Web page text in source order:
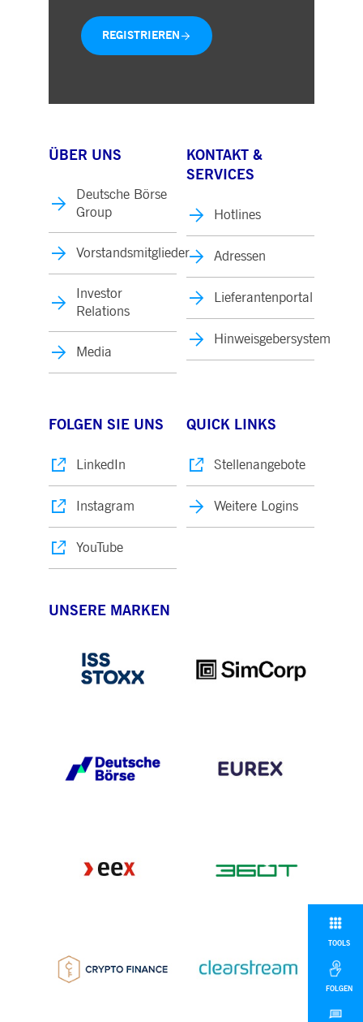
TOOLS
FOLGEN
REGISTRIEREN
ÜBER UNS
Deutsche Börse
Group
Vorstandsmitglieder
Investor
Relations
Media
KONTAKT &
SERVICES
Hotlines
Adressen
Lieferantenportal
Hinweisgebersystem
FOLGEN SIE UNS
LinkedIn
Instagram
YouTube
QUICK LINKS
Stellenangebote
Weitere Logins
UNSERE MARKEN